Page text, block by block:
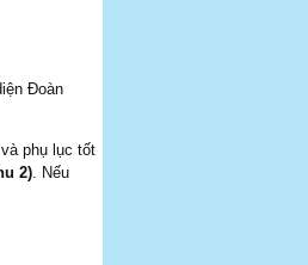
Đoàn
phụ lục tốt
2). Nếu